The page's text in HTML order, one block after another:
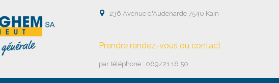
 236 Avenue d'Audenarde 7540 Kain
Prendre rendez-vous ou contact
par téléphone : 069/21 16 50